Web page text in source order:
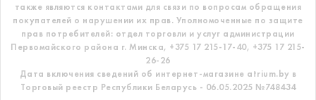
также являются контактами для связи по вопросам обращения
покупателей о нарушении их прав. Уполномоченные по защите
прав потребителей: отдел торговли и услуг администрации
Первомайского района г. Минска, +375 17 215-17-40, +375 17 215-
26-26
Дата включения сведений об интернет-магазине atrium.by в
Торговый реестр Республики Беларусь - 06.05.2025 №748434